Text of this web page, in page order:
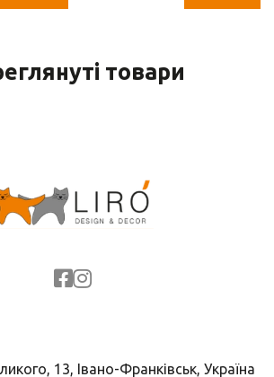
товари
13, Івано-Франківськ, Україна